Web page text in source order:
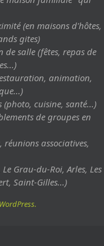
(en maisons d'hôtes,
gites)
salle (fêtes, repas de
animation,
cuisine, santé...)
de groupes en
associatives,
Grau-du-Roi, Arles, Les
Saint-Gilles...)
WordPress.